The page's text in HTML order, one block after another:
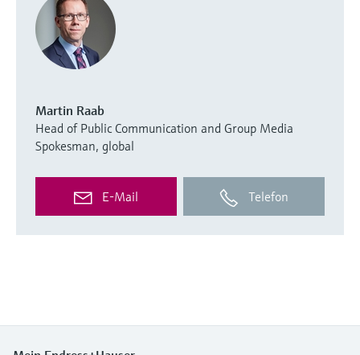
Martin Raab
Head of Public Communication and Group Media
Spokesman, global
E-Mail Telefon